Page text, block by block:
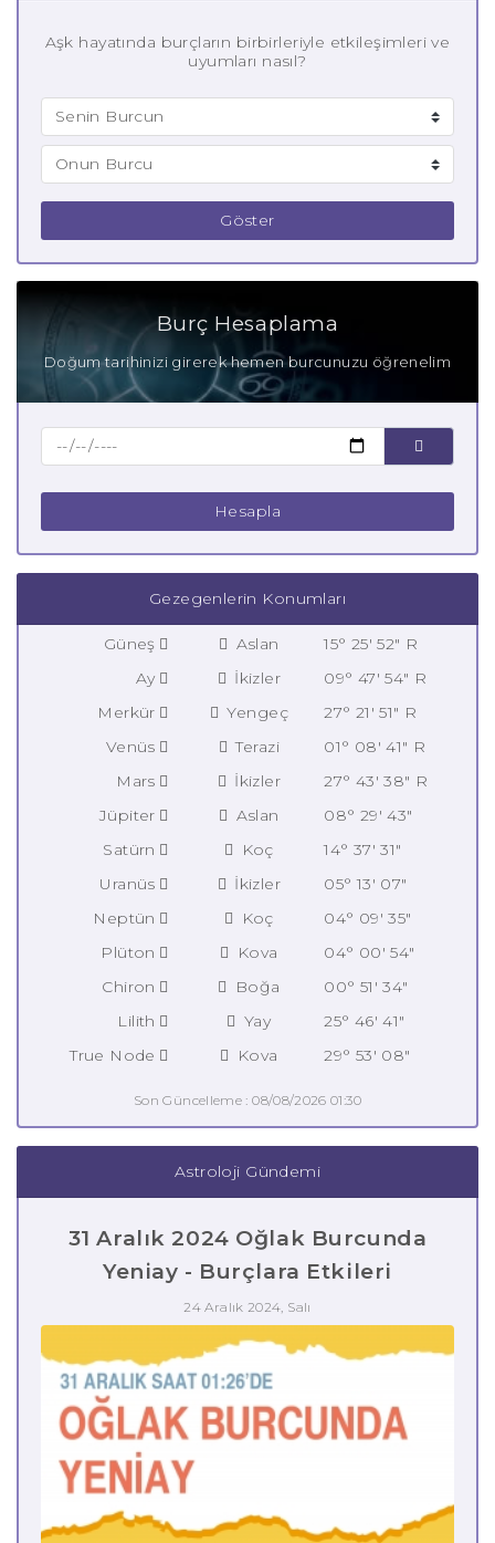
Aşk hayatında burçların birbirleriyle etkileşimleri ve
uyumları nasıl?
Göster
Burç Hesaplama
Doğum tarihinizi girerek hemen burcunuzu öğrenelim
Hesapla
Gezegenlerin Konumları
Güneş Aslan
15° 25' 52" R
Ay
İkizler
09° 47' 54" R
Merkür
Yengeç
27° 21' 51" R
Venüs
Terazi
01° 08' 41" R
Mars
İkizler
27° 43' 38" R
Jüpiter
Aslan
08° 29' 43"
Satürn
Koç
14° 37' 31"
Uranüs
İkizler
05° 13' 07"
Neptün
Koç
04° 09' 35"
Plüton
Kova
04° 00' 54"
Chiron
Boğa
00° 51' 34"
Lilith
Yay
25° 46' 41"
True Node
Kova 29° 53' 08"
Son Güncelleme : 08/08/2026 01:30
Astroloji Gündemi
31 Aralık 2024 Oğlak Burcunda
Yeniay - Burçlara Etkileri
24 Aralık 2024, Salı